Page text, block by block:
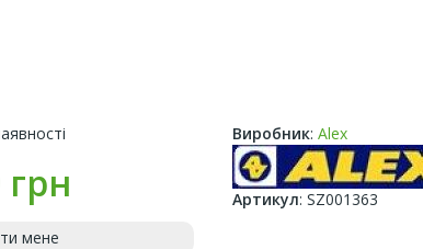
грн
мене
Виробник: Alex
Артикул: SZ001363